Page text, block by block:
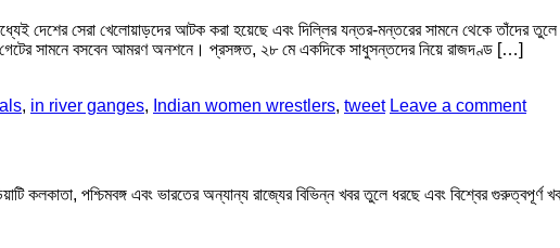
দেশের সেরা খেলোয়াড়দের আটক করা হয়েছে এবং দিল্লির যন্তর-মন্তরের সামনে থেকে তাঁদের তুলে
গেটের সামনে বসবেন আমরণ অনশনে। প্রসঙ্গত, ২৮ মে একদিকে সাধুসন্তদের নিয়ে রাজদণ্ড […]
, in river ganges, Indian women wrestlers, tweet Leave a comment
কলকাতা, পশ্চিমবঙ্গ এবং ভারতের অন্যান্য রাজ্যের বিভিন্ন খবর তুলে ধরছে এবং বিশ্বের গুরুত্বপূর্ণ